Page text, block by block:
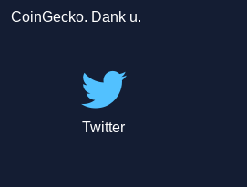
CoinGecko. Dank u.
Twitter